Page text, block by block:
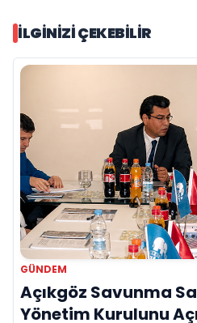
İLGINIZI ÇEKEBILIR
GÜNDEM
Açıkgöz Savunma
Yönetim Kurulunu